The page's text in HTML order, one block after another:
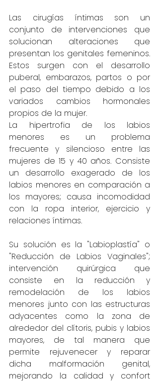
Las cirugías íntimas son un
conjunto de intervenciones que
solucionan alteraciones que
presentan los genitales femeninos.
Estos surgen con el desarrollo
puberal, embarazos, partos o por
el paso del tiempo debido a los
variados cambios hormonales
propios de la mujer.
La hipertrofia de los labios
menores es un problema
frecuente y silencioso entre las
mujeres de 15 y 40 años. Consiste
un desarrollo exagerado de los
labios menores en comparación a
los mayores; causa incomodidad
con la ropa interior, ejercicio y
relaciones íntimas.
Su solución es la "Labioplastía" o
"Reducción de Labios Vaginales";
intervención quirúrgica que
consiste en la reducción y
remodelación de los labios
menores junto con las estructuras
adyacentes como la zona de
alrededor del clítoris, pubis y labios
mayores, de tal manera que
permite rejuvenecer y reparar
dicha malformación genital,
mejorando la calidad y confort